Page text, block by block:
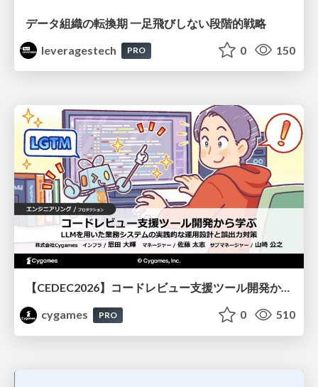
データ組織の転換期 一足飛びしない段階的戦略
leveragestech
PRO 0 150
【CEDEC2026】コードレビュー支援ツール開発から学ぶ：LLMを用いた業務システムの実践的な運用設計と誤出力対策
cygames
PRO 0 510